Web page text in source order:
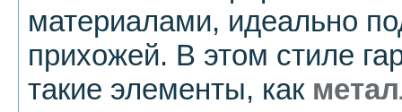
материалами, идеально
прихожей. В этом стиле
такие элементы, как